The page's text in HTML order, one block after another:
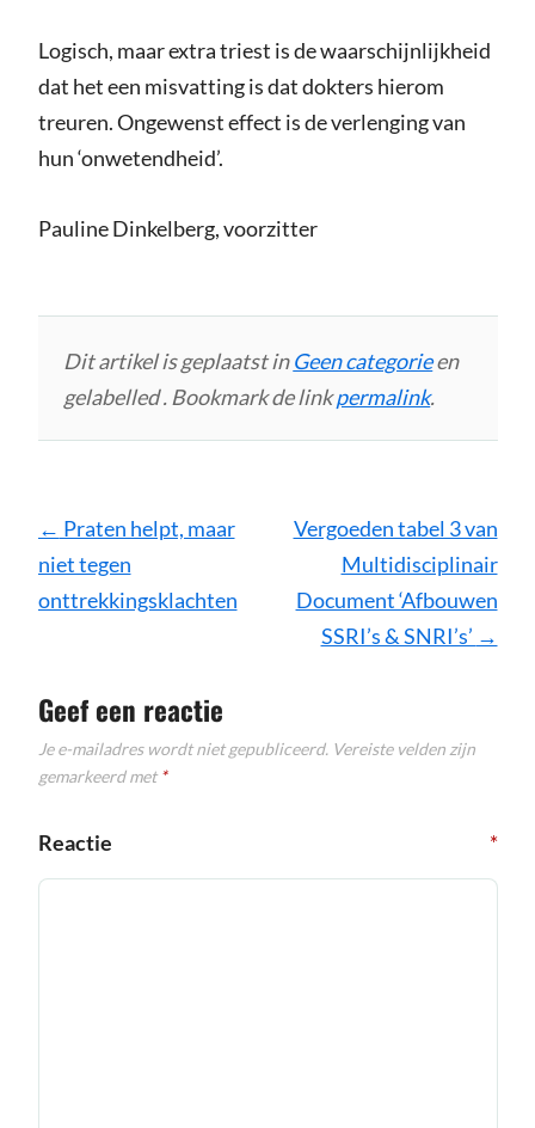
Logisch, maar extra triest is de waarschijnlijkheid
dat het een misvatting is dat dokters hierom
treuren. Ongewenst effect is de verlenging van
hun ‘onwetendheid’.
Pauline Dinkelberg, voorzitter
Dit artikel is geplaatst inGeen categorieen
gelabelled . Bookmark de linkpermalink.
Bericht
navigatie
← Praten helpt, maar
niet tegen
onttrekkingsklachten
Vergoeden tabel 3 van
Multidisciplinair
Document ‘Afbouwen
SSRI’s & SNRI’s’ →
Geef een reactie
Je e-mailadres wordt niet gepubliceerd. Vereiste velden zijn
gemarkeerd met*
Reactie *